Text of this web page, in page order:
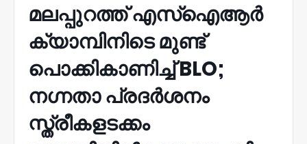
മലപ്പുറത്ത് എസ്ഐആർ
ക്യാമ്പിനിടെ മുണ്ട്
പൊക്കികാണിച്ച് BLO;
നഗ്നതാ പ്രദർശനം
സ്ത്രീകളടക്കം